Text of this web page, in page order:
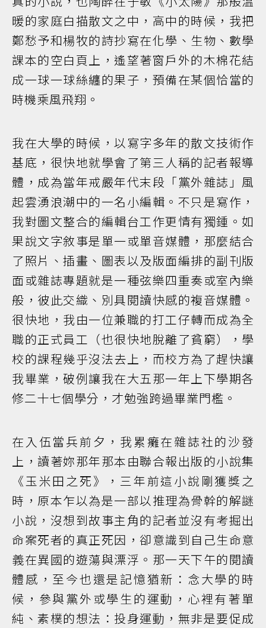
暖的家庭白描散文之中，高中的時候，我把
鄭愁予和楊牧的詩抄寫在化學、生物、數學
課本的空白頁上，遙望著窗戶外的木棉花結
成一球一球絲纏的果子，預備在某個恰當的
時機乘風飛翔。
我在大學的時候，以寫字多年的散文技術作
基底，很快地就學會了第三人稱的記者報導
體，成為當年戒嚴年代末段「黨外雜誌」風
起雲湧浪潮中的一名小編輯。不只是寫作，
我對圖文整合的編輯台工作更情有獨鍾。如
果說文字敘事是單一或單音媒體，那麼結合
了照片、插畫、圖表以及版面編排的副刊版
面或雜誌專題就是一種弦樂四重奏或室內樂
般，彼此交織、別具閱讀快感的複音媒體。
很快地，我由一位兼職的打工仔轉而成為全
職的正式員工（也很快地脫離了貧窮），學
校的課程幾乎沒法去上，而校方為了趕快讓
我畢業，破例讓我在大五那一年上下學期各
修二十七個學分，才勉強跨過畢業門檻。
在入伍當兵前夕，我累癱在雜誌社的沙發
上，讀著妳那年那本由聯合報出版的小說集
《玉米田之死》，三年前這小說剛獲獎之
時，原本乍以為是一部以推理為骨幹的解謎
小說，沒想到故事主角的記者並沒有考掘出
命案死者的真正死因，卻意識到自己生命意
義在異國的遊蕩與漂浮。那一天下午的閱讀
體感，至今也還是記憶猶新：念大學的時
候，參與黨外或學生的運動，心裡有著單
純、素樸的想法：投身運動，無非是要促成